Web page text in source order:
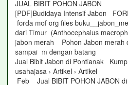
JUAL BIBIT POHON JABON
[PDF]Budidaya Intensif Jabon
forda mof org files
dari Timur (Anthocephalus
jabon merah Pohon Jabon merah
sampai m dengan batang
Jual Bibit Jabon di Pontianak
usahajasa › Artikel › Artikel
Feb Jual BIBIT POHON JABON